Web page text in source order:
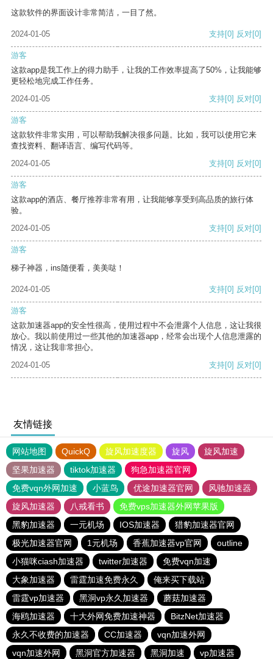
这款软件的界面设计非常简洁，一目了然。
2024-01-05 支持[0] 反对[0]
游客
这款app是我工作上的得力助手，让我的工作效率提高了50%，让我能够
更轻松地完成工作任务。
2024-01-05
支持[0] 反对[0]
游客
这款软件非常实用，可以帮助我解决很多问题。比如，我可以使用它来
查找资料、翻译语言、编写代码等。
2024-01-05
支持[0] 反对[0]
游客
这款app的酒店、餐厅推荐非常有用，让我能够享受到高品质的旅行体
验。
2024-01-05
支持[0] 反对[0]
游客
梯子神器，ins随便看，美美哒！
2024-01-05 支持[0] 反对[0]
游客
这款加速器app的安全性很高，使用过程中不会泄露个人信息，这让我很
放心。我以前使用过一些其他的加速器app，经常会出现个人信息泄露的
情况，这让我非常担心。
2024-01-05
支持[0] 反对[0]
友情链接
网站地图 QuickQ 旋风加速度器 旋风
旋风加速
坚果加速器
tiktok加速器
狗急加速器官网
免费vqn外网加速
小蓝鸟 优途加速器官网
风驰加速器
旋风加速器
八戒看书
免费vps加速器外网苹果版
黑豹加速器
一元机场 IOS加速器
猎豹加速器官网
极光加速器官网
1元机场 香蕉加速器vp官网
outline
小猫咪ciash加速器
twitter加速器
免费vqn加速
大象加速器
雷霆加速免费永久
俺来买下载站
雷霆vp加速器
黑洞vp永久加速器
蘑菇加速器
海鸥加速器
十大外网免费加速神器
BitzNet加速器
永久不收费的加速器
CC加速器
vqn加速外网
vqn加速外网
黑洞官方加速器 黑洞加速 vp加速器